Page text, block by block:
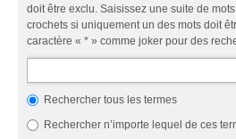
doit être exclu. Saisissez une suite de
crochets si uniquement un des mots doit
caractère « * » comme joker pour des
Rechercher tous les termes
Rechercher n’importe lequel de ces